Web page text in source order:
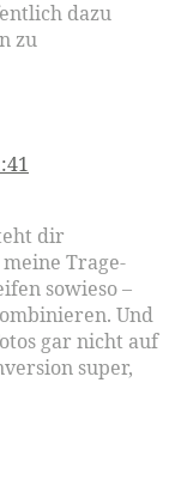
dazu
zu
dir
Trage-
sowieso –
Und
gar nicht auf
super,